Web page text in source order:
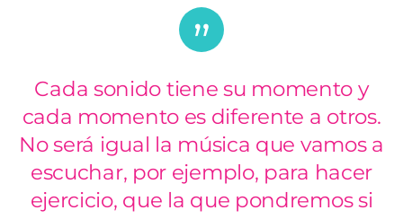
Cada sonido tiene su momento y
cada momento es diferente a otros.
No será igual la música que vamos a
escuchar, por ejemplo, para hacer
ejercicio, que la que pondremos si